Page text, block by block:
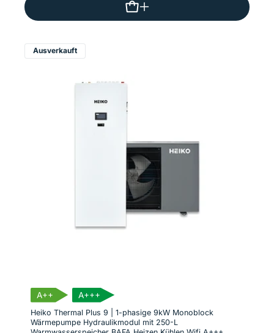
Ausverkauft
A++ A+++
Heiko Thermal Plus 9 | 1-phasige 9kW Monoblock
Wärmepumpe Hydraulikmodul mit 250-L